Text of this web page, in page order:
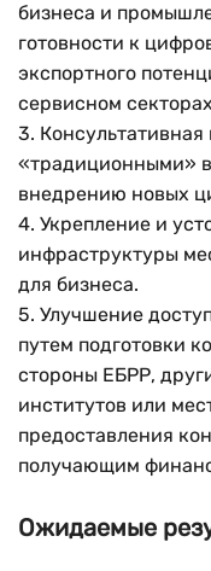
бизнеса и
готовности к
экспортного
сервисном
3.
«традиционными»
внедрению новых
4. Укрепление и
инфраструктуры
для бизнеса.
5. Улучшение
путем подготовки
стороны ЕБРР,
институтов или
предоставления
получающим
Ожидаемые